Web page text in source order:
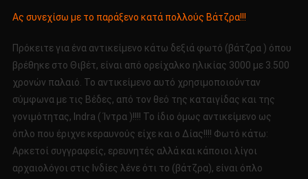
Ας συνεχίσω με το παράξενο κατά πολλούς Βάτζρα!!!
Πρόκειτε για ένα αντικείμενο κάτω δεξιά φωτό (βάτζρα ) όπου
βρέθηκε στο Θιβέτ, είναι από ορείχαλκο ηλικίας 3000 με 3.500
χρονών παλαιό. Το αντικείμενο αυτό χρησιμοποιούνταν
σύμφωνα με τις Βέδες, από τον θεό της καταιγίδας και της
γονιμότητας, Indra ( Ίντρα )!!!! Το ίδιο όμως αντικείμενο ως
όπλο που έριχνε κεραυνούς είχε και ο Δίας!!!! Φωτό κάτω:
Αρκετοί συγγραφείς, ερευνητές αλλά και κάποιοι λίγοι
αρχαιολόγοι στις Ινδίες λένε ότι το (βάτζρα), είναι όπλο